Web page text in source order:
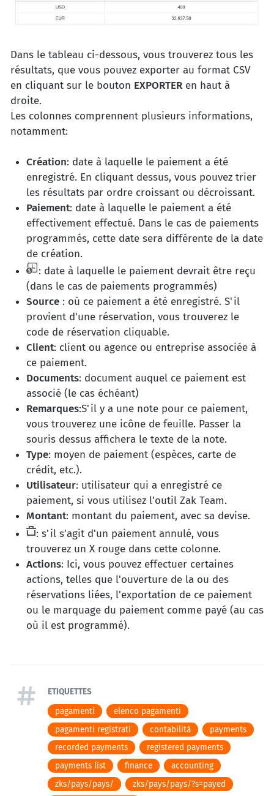
Dans le tableau ci-dessous, vous trouverez tous les
résultats, que vous pouvez exporter au format CSV
en cliquant sur le bouton EXPORTER en haut à
droite.
Les colonnes comprennent plusieurs informations,
notamment:
Création: date à laquelle le paiement a été
enregistré. En cliquant dessus, vous pouvez trier
les résultats par ordre croissant ou décroissant.
Paiement: date à laquelle le paiement a été
effectivement effectué. Dans le cas de paiements
programmés, cette date sera différente de la date
de création.
: date à laquelle le paiement devrait être reçu
(dans le cas de paiements programmés)
Source: où ce paiement a été enregistré. S'il
provient d'une réservation, vous trouverez le
code de réservation cliquable.
Client: client ou agence ou entreprise associée à
ce paiement.
Documents: document auquel ce paiement est
associé (le cas échéant)
Remarques:S'il y a une note pour ce paiement,
vous trouverez une icône de feuille. Passer la
souris dessus affichera le texte de la note.
Type: moyen de paiement (espèces, carte de
crédit, etc.).
Utilisateur: utilisateur qui a enregistré ce
paiement, si vous utilisez l'outil Zak Team.
Montant: montant du paiement, avec sa devise.
: s'il s'agit d'un paiement annulé, vous
trouverez un X rouge dans cette colonne.
Actions: Ici, vous pouvez effectuer certaines
actions, telles que l'ouverture de la ou des
réservations liées, l'exportation de ce paiement
ou le marquage du paiement comme payé (au cas
où il est programmé).
ETIQUETTES
pagamenti
elenco pagamenti
pagamenti registrati
contabilità
payments
recorded payments
registered payments
payments list
finance
accounting
zks/pays/pays/
zks/pays/pays/?s=payed